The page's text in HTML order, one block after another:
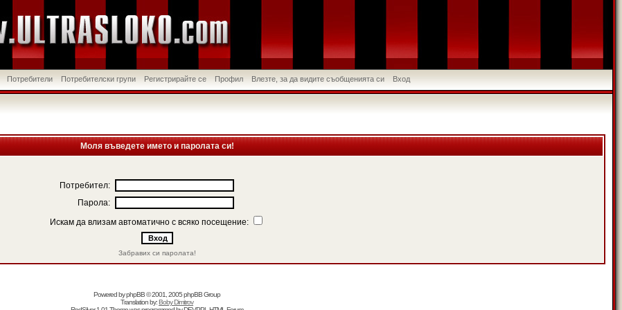
Потребители Потребителски групи Регистрирайте се Профил Влезте, за да видите съобщенията си Вход
Моля въведете името и паролата си!
Потребител:
Парола:
Искам да влизам автоматично с всяко посещение:
Забравих си паролата!
Powered byphpBB© 2001, 2005 phpBB Group
Translation by:Boby Dimitrov